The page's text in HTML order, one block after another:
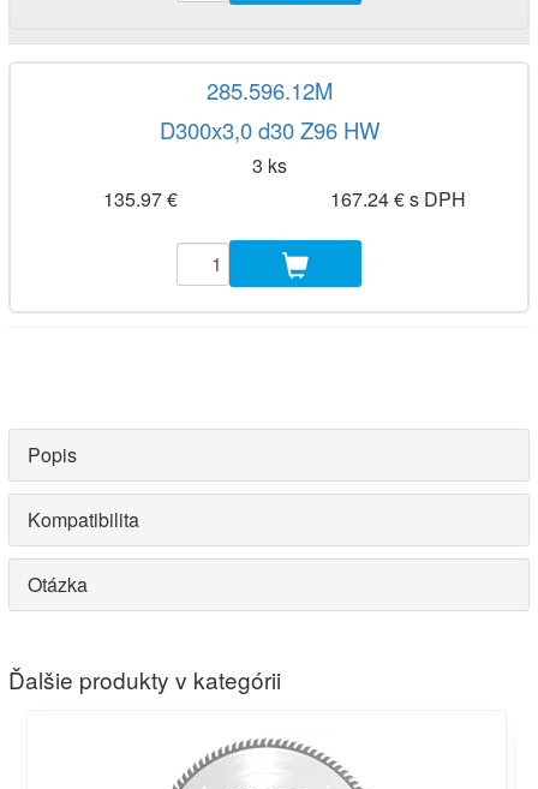
285.596.12M
D300x3,0 d30 Z96 HW
3 ks
135.97 €
167.24 € s DPH
Popis
Kompatibilita
Otázka
Ďalšie produkty v kategórii